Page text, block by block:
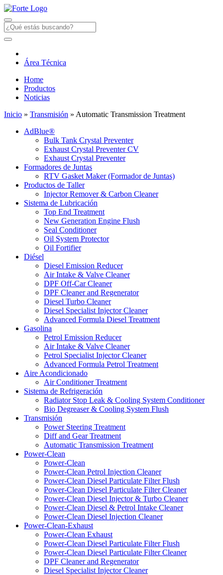
Área Técnica
Home
Productos
Noticias
Inicio » Transmisión » Automatic Transmission Treatment
AdBlue®
Bulk Tank Crystal Preventer
Exhaust Crystal Preventer CV
Exhaust Crystal Preventer
Formadores de Juntas
RTV Gasket Maker (Formador de Juntas)
Productos de Taller
Injector Remover & Carbon Cleaner
Sistema de Lubricación
Top End Treatment
New Generation Engine Flush
Seal Conditioner
Oil System Protector
Oil Fortifier
Diésel
Diesel Emission Reducer
Air Intake & Valve Cleaner
DPF Off-Car Cleaner
DPF Cleaner and Regenerator
Diesel Turbo Cleaner
Diesel Specialist Injector Cleaner
Advanced Formula Diesel Treatment
Gasolina
Petrol Emission Reducer
Air Intake & Valve Cleaner
Petrol Specialist Injector Cleaner
Advanced Formula Petrol Treatment
Aire Acondicionado
Air Conditioner Treatment
Sistema de Refrigeración
Radiator Stop Leak & Cooling System Conditioner
Bio Degreaser & Cooling System Flush
Transmisión
Power Steering Treatment
Diff and Gear Treatment
Automatic Transmission Treatment
Power-Clean
Power-Clean
Power-Clean Petrol Injection Cleaner
Power-Clean Diesel Particulate Filter Flush
Power-Clean Diesel Particulate Filter Cleaner
Power-Clean Diesel Injector & Turbo Cleaner
Power-Clean Diesel & Petrol Intake Cleaner
Power-Clean Diesel Injection Cleaner
Power-Clean-Exhaust
Power-Clean Exhaust
Power-Clean Diesel Particulate Filter Flush
Power-Clean Diesel Particulate Filter Cleaner
DPF Cleaner and Regenerator
Diesel Specialist Injector Cleaner